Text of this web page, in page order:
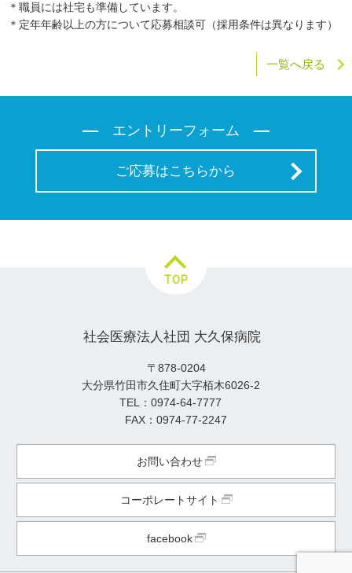
＊職員には社宅も準備しています。
＊定年年齢以上の方について応募相談可（採用条件は異なります）
一覧へ戻る
エントリーフォーム
ご応募はこちらから
TOP
社会医療法人社団 大久保病院
〒878-0204
大分県竹田市久住町大字栢木6026-2
TEL：0974-64-7777
FAX：0974-77-2247
お問い合わせ
コーポレートサイト
facebook